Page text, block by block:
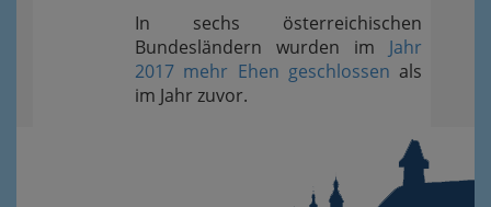
In sechs österreichischen
Bundesländern wurden im Jahr
2017 mehr Ehen geschlossen als
im Jahr zuvor.